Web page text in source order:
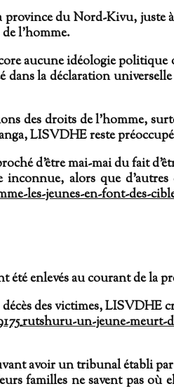
du Nord-Kivu, juste
l’homme.
aucune idéologie
la déclaration
des droits de l’homme,
LISVDHE reste
d’être mai-mai du fait
alors que
les-jeunes-en-font-des-
été enlevés au courant de la
des victimes, LISVDHE
un-jeune-
avoir un tribunal établi
familles ne savent pas